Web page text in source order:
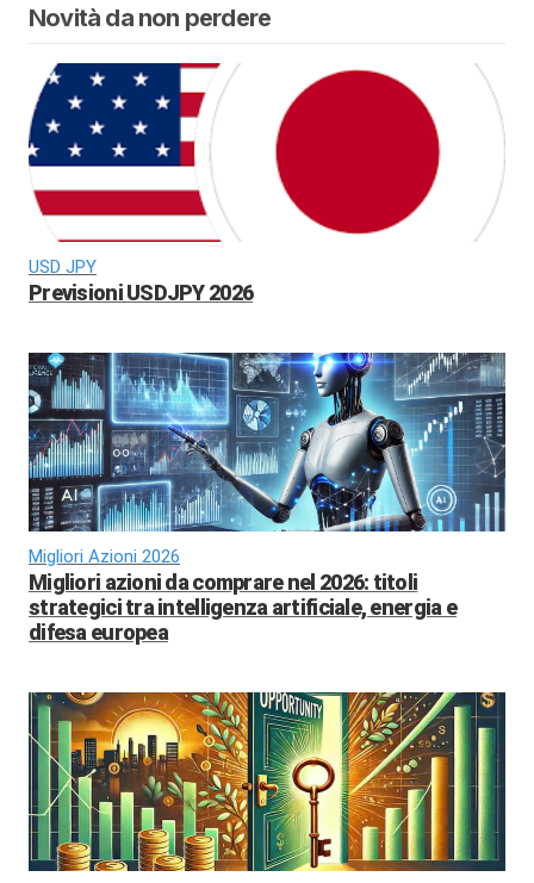
Novità da non perdere
USD JPY
Previsioni USDJPY 2026
Migliori Azioni 2026
Migliori azioni da comprare nel 2026: titoli
strategici tra intelligenza artificiale, energia e
difesa europea